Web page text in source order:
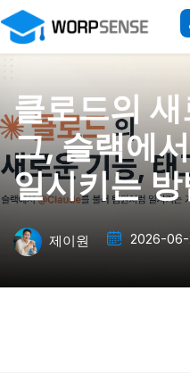
클로드의
그, 슬랙에
일시키는 방
제이원 2026-